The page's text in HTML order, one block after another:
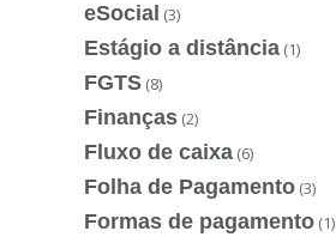
eSocial (3)
Estágio a distância (1)
FGTS (8)
Finanças (2)
Fluxo de caixa (6)
Folha de Pagamento (3)
Formas de pagamento (1)